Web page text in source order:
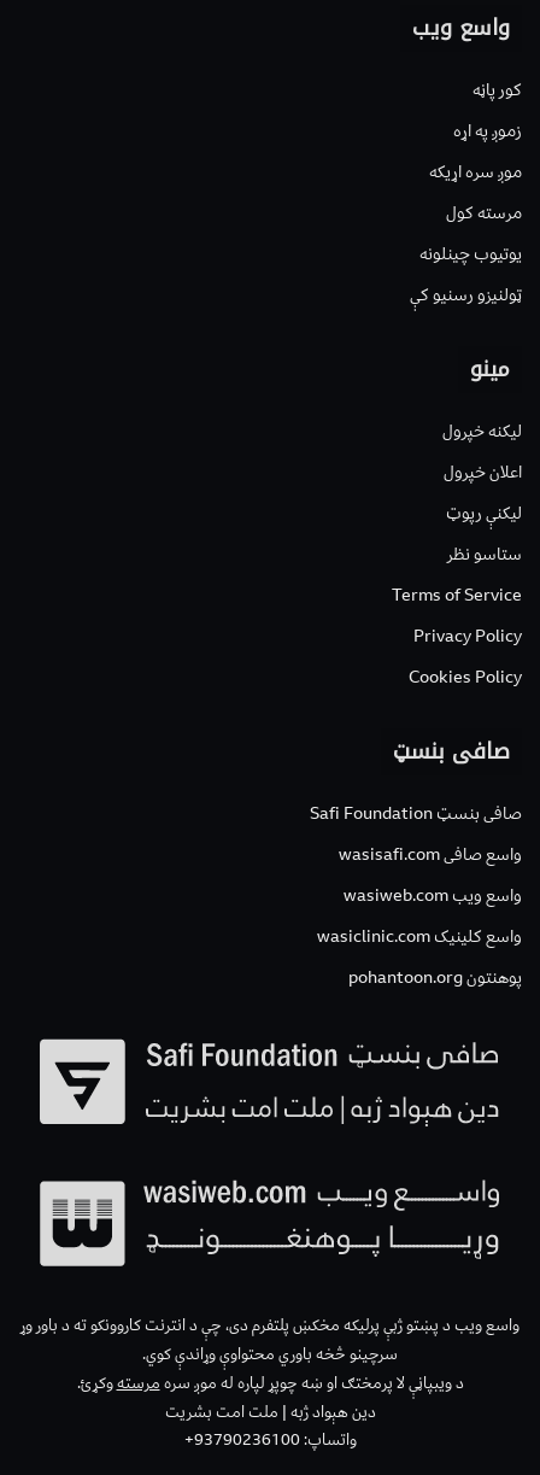
واسع ویب
کور پاڼه
زموږ په اړه
موږ سره اړیکه
مرسته کول
یوتیوب چینلونه
ټولنیزو رسنیو کې
مینو
لیکنه خپرول
اعلان خپرول
لیکنې رپوټ
ستاسو نظر
Terms of Service
Privacy Policy
Cookies Policy
صافی بنسټ
صافی بنسټ Safi Foundation
واسع صافی wasisafi.com
واسع ویب wasiweb.com
واسع کلینیک wasiclinic.com
پوهنتون pohantoon.org
واسع ویب د پښتو ژبې پرلیکه مخکښ پلتفرم دی، چې د انترنت کاروونکو ته د باور وړ
سرچینو څخه باوري محتواوې وړاندې کوي.
د ویبپاڼې لا پرمختګ او ښه چوپړ لپاره له موږ سرهمرستهوکړئ.
دین هېواد ژبه | ملت امت بشریت
واتساپ: 93790236100+